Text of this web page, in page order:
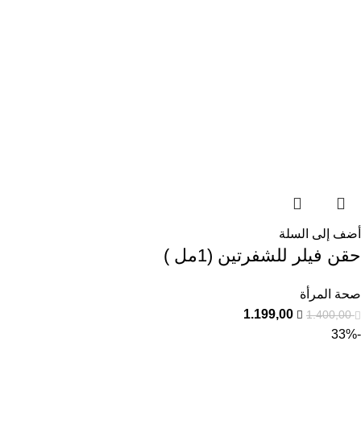
أضف إلى السلة
حقن فيلر للشفرتين (1مل )
صحة المرأة
1.400,00
1.199,00
-33%